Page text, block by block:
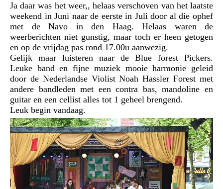
Ja daar was het weer,, helaas verschoven van het laatste
weekend in Juni naar de eerste in Juli door al die ophef
met de Navo in den Haag. Helaas waren de
weerberichten niet gunstig, maar toch er heen getogen
en op de vrijdag pas rond 17.00u aanwezig.
Gelijk maar luisteren naar de Blue forest Pickers.
Leuke band en fijne muziek mooie harmonie geleid
door de Nederlandse Violist Noah Hassler Forest met
andere bandleden met een contra bas, mandoline en
guitar en een cellist alles tot 1 geheel brengend.
Leuk begin vandaag.